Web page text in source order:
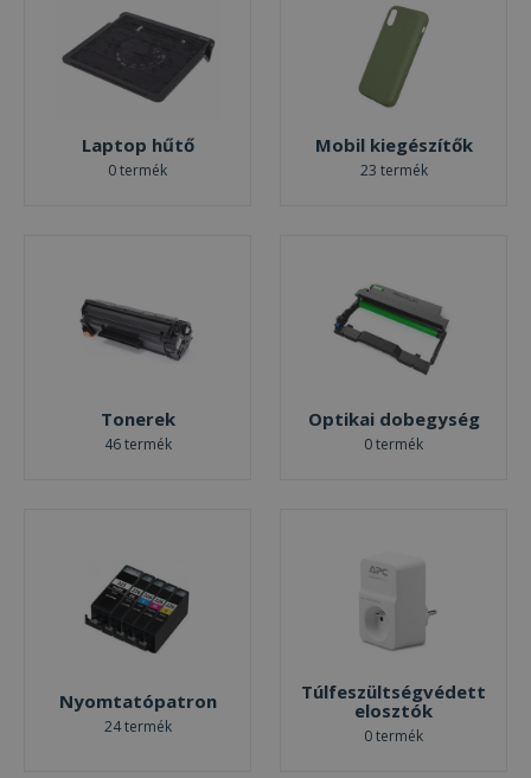
Laptop hűtő
0 termék
Mobil kiegészítők
23 termék
Tonerek
46 termék
Optikai dobegység
0 termék
Nyomtatópatron
24 termék
Túlfeszültségvédett
elosztók
0 termék